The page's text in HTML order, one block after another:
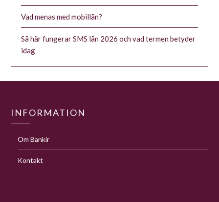
Vad menas med mobillån?
Så här fungerar SMS lån 2026 och vad termen betyder
idag
INFORMATION
Om Bankir
Kontakt